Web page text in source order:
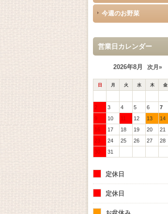
今週のお野菜
営業日カレンダー
2026年8月 次月»
日 月 火 水 木 金
2
3 4 5 6 7
9
10 11 12 13 14
16
17 18 19 20 21
23
24 25 26 27 28
30
31
定休日
定休日